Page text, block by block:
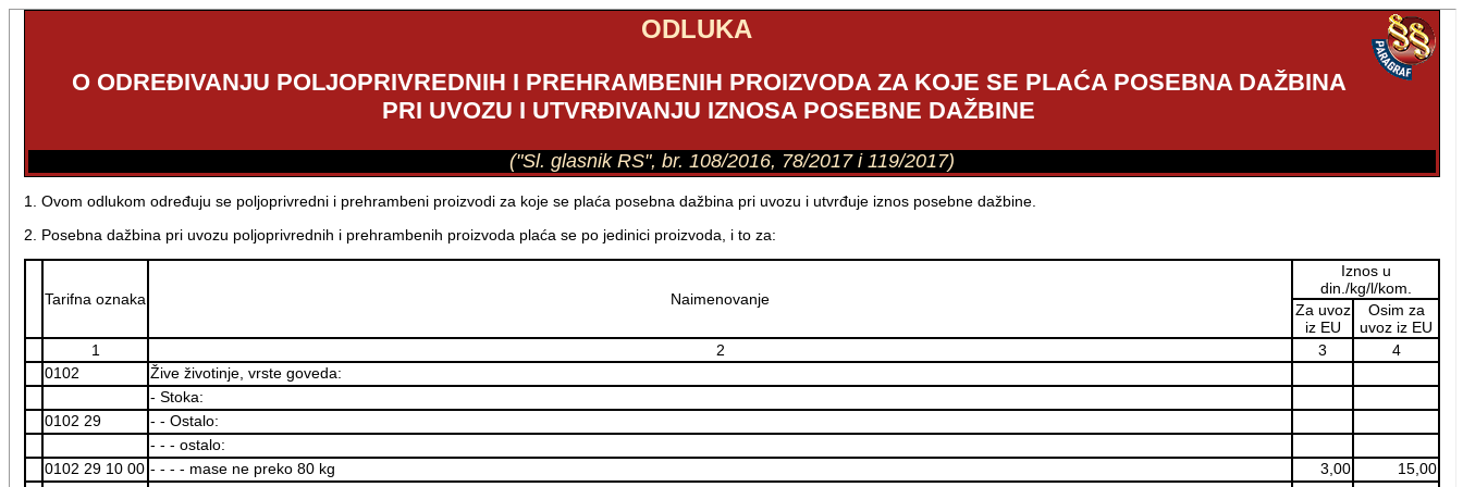
ODLUKA
O ODREĐIVANJU POLJOPRIVREDNIH I PREHRAMBENIH PROIZVODA ZA KOJE SE PLAĆA POSEBNA DAŽBINA
PRI UVOZU I UTVRĐIVANJU IZNOSA POSEBNE DAŽBINE
("Sl. glasnik RS", br. 108/2016, 78/2017 i 119/2017)
1. Ovom odlukom određuju se poljoprivredni i prehrambeni proizvodi za koje se plaća posebna dažbina pri uvozu i utvrđuje iznos posebne dažbine.
2. Posebna dažbina pri uvozu poljoprivrednih i prehrambenih proizvoda plaća se po jedinici proizvoda, i to za:
Tarifna oznaka Naimenovanje
Iznos u
din./kg/l/kom.
Za uvoz
iz EU
Osim za
uvoz iz EU
1
2 3
4
0102
Žive životinje, vrste goveda:
- Stoka:
0102 29
- - Ostalo:
- - - ostalo:
0102 29 10 00 - - - - mase ne preko 80 kg 3,00
15,00